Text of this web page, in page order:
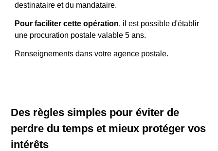
destinataire et du mandataire.
Pour faciliter cette opération, il est possible d'établir
une procuration postale valable 5 ans.
Renseignements dans votre agence postale.
Des règles simples pour éviter de
perdre du temps et mieux protéger vos
intérêts